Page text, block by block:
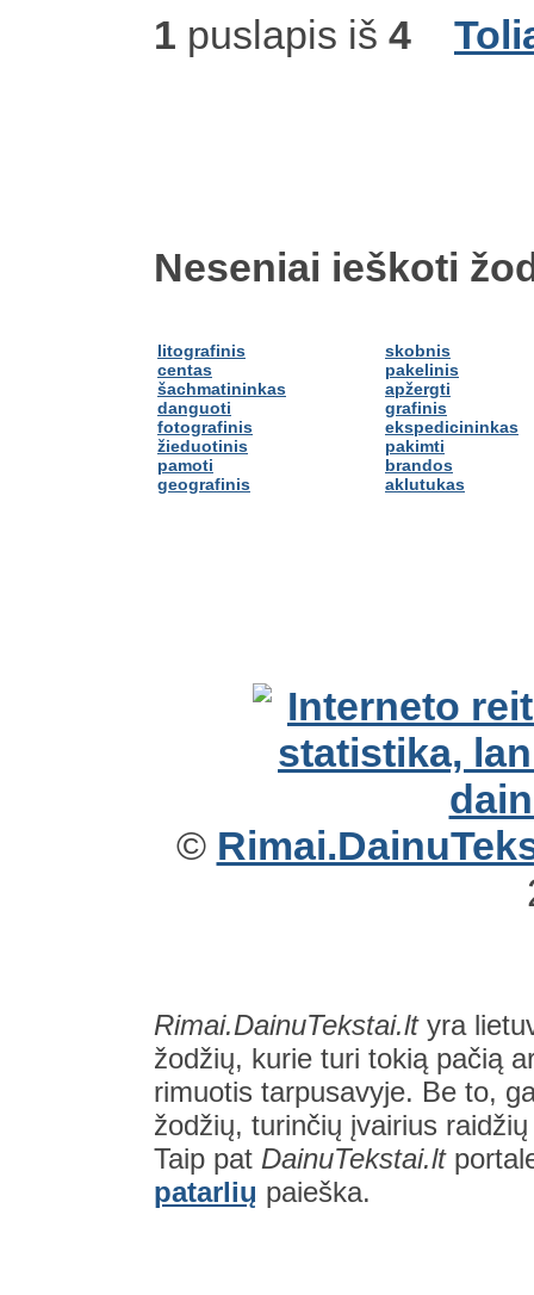
1 puslapis iš 4
Neseniai ieškoti
litografinis
centas
šachmatininkas
danguoti
fotografinis
žieduotinis
pamoti
geografinis
skobnis
pakelinis
apžergti
grafinis
ekspedicininkas
pakimti
brandos
aklutukas
©
Rimai.DainuTekstai.ltyra
žodžių, kurie turi tokią pačią
rimuotis tarpusavyje. Be to,
žodžių, turinčių įvairius
Taip pat DainuTekstai.lt
patarlių paieška.